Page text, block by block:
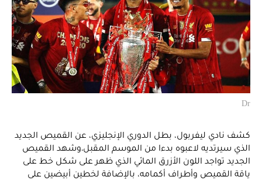
Dr
كشف نادي ليفربول، بطل الدوري الإنجليزي، عن القميص الجديد
الذي سيرتديه لاعبوه بدءا من الموسم المقبل.وشهد القميص
الجديد تواجد اللون الأزرق المائي الذي ظهر على شكل خط على
ياقة القميص وأطراف أكمامه، بالإضافة لخطين أبيضين على